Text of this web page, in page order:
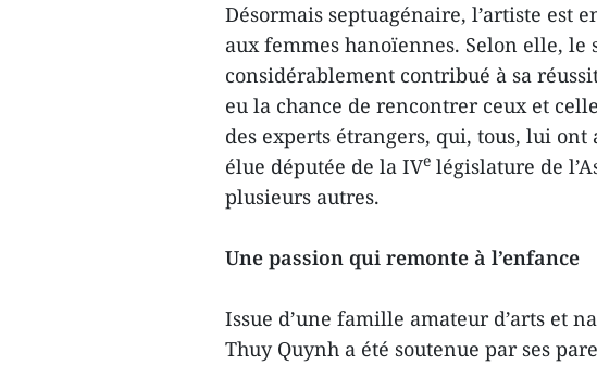
Désormais septuagénaire, l’artiste est
aux femmes hanoïennes. Selon elle, le
considérablement contribué à sa
eu la chance de rencontrer ceux et
des experts étrangers, qui, tous, lui
élue députée de la IVe législature de
plusieurs autres.
Une passion qui remonte à l’enfance
Issue d’une famille amateur d’arts et
Thuy Quynh a été soutenue par ses